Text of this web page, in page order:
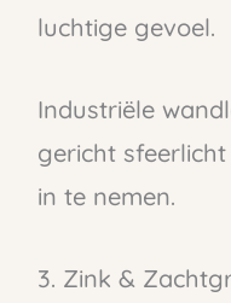
luchtige gevoel.
Industriële
gericht
in te nemen.
3. Zink &